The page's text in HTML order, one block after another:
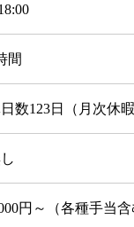
間
数123日（月次休
円～（各種手当